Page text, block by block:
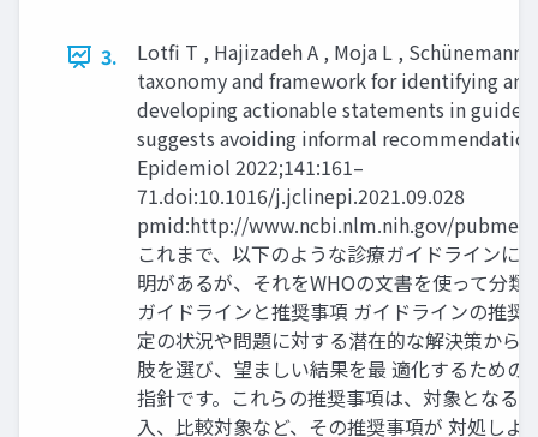
3.
Lotfi T , Hajizadeh A , Moja L , Schünemann
taxonomy and framework for identifying and
developing actionable statements in
suggests avoiding informal
Epidemiol 2022;141:161–
71.doi:10.1016/j.jclinepi.2021.09.028
pmid:http://www.ncbi.nlm.nih.gov/
これまで、以下のような診療ガイドラインに
明があるが、それをWHOの文書を使って分類
ガイドラインと推奨事項 ガイドラインの推奨
定の状況や問題に対する潜在的な解決策から
肢を選び、望ましい結果を最 適化するための
指針です。これらの推奨事項は、対象となる
入、比較対象など、その推奨事項が 対処しよ